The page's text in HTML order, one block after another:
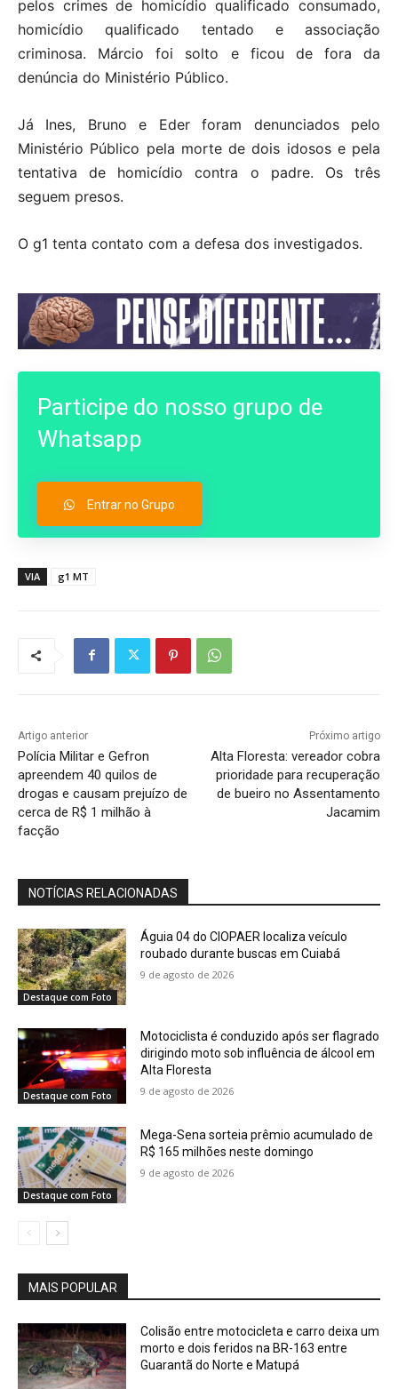
pelos crimes de homicídio qualificado consumado,
homicídio qualificado tentado e associação
criminosa. Márcio foi solto e ficou de fora da
denúncia do Ministério Público.
Já Ines, Bruno e Eder foram denunciados pelo
Ministério Público pela morte de dois idosos e pela
tentativa de homicídio contra o padre. Os três
seguem presos.
O g1 tenta contato com a defesa dos investigados.
Participe do nosso grupo de
Whatsapp
Entrar no Grupo
VIA g1 MT
Artigo anterior
Polícia Militar e Gefron
apreendem 40 quilos de
drogas e causam prejuízo de
cerca de R$ 1 milhão à
facção
Próximo artigo
Alta Floresta: vereador cobra
prioridade para recuperação
de bueiro no Assentamento
Jacamim
NOTÍCIAS RELACIONADAS
Destaque com Foto
Águia 04 do CIOPAER localiza veículo
roubado durante buscas em Cuiabá
9 de agosto de 2026
Destaque com Foto
Motociclista é conduzido após ser flagrado
dirigindo moto sob influência de álcool em
Alta Floresta
9 de agosto de 2026
Destaque com Foto
Mega-Sena sorteia prêmio acumulado de
R$ 165 milhões neste domingo
9 de agosto de 2026
MAIS POPULAR
Colisão entre motocicleta e carro deixa um
morto e dois feridos na BR-163 entre
Guarantã do Norte e Matupá